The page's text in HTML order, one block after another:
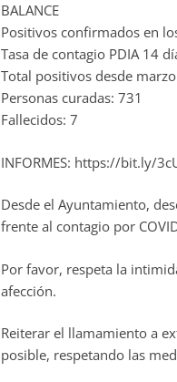
k
BALANCE
Positivos confirmados en
Tasa de contagio PDIA 14
Total positivos desde
Personas curadas: 731
Fallecidos: 7
INFORMES: https://bit.ly/
Desde el Ayuntamiento,
frente al contagio por
Por favor, respeta la
afección.
Reiterar el llamamiento a
posible, respetando las